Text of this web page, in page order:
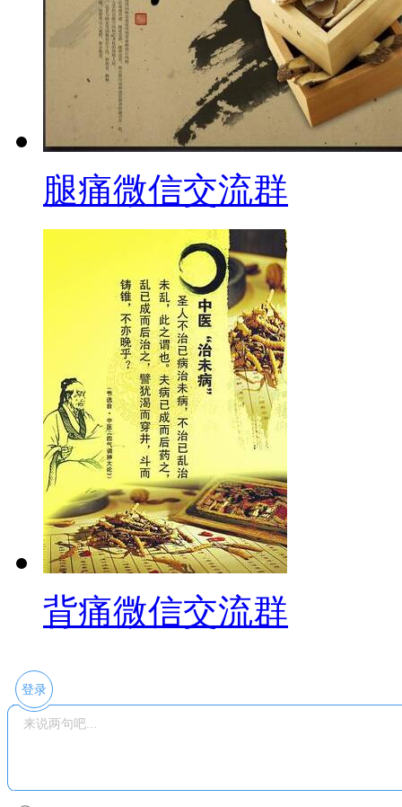
腿痛微信交流群
背痛微信交流群
登录